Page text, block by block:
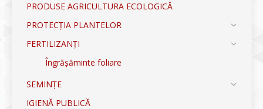
PRODUSE AGRICULTURA ECOLOGICĂ
PROTECȚIA PLANTELOR
FERTILIZANȚI
Îngrășăminte foliare
SEMINȚE
IGIENĂ PUBLICĂ